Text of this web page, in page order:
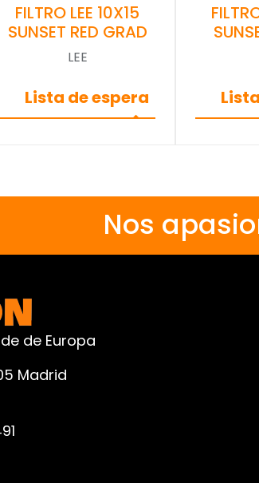
FILTRO LEE 10X15
SUNSET RED GRAD
LEE
Lista de espera
Nos
de Europa
Madrid